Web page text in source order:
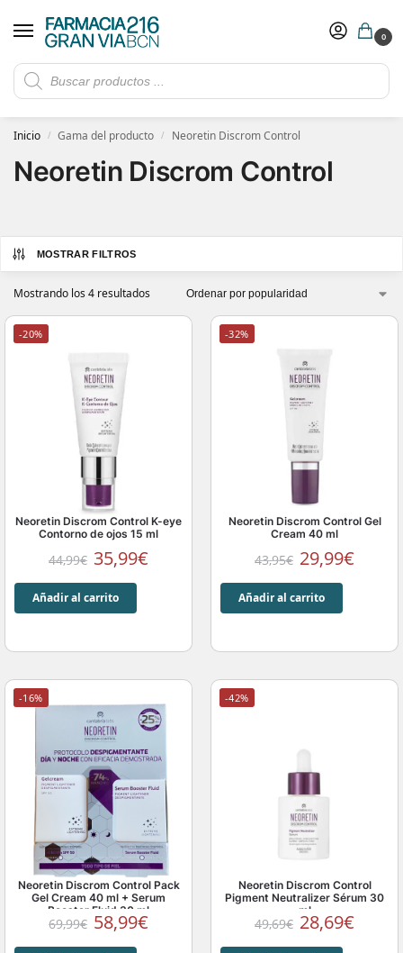
0
Rebajas de verano hasta -30%
​ 5€ de descuento con el cupón 5GRANVIA (compras superiores a 150€)
Inicio / Gama del producto / Neoretin Discrom Control
Neoretin Discrom Control
MOSTRAR FILTROS
Mostrando los 4 resultados
-20%
Neoretin Discrom Control K-eye
Contorno de ojos 15 ml
44,99€ 35,99€
Añadir al carrito
-32%
Neoretin Discrom Control Gel
Cream 40 ml
43,95€ 29,99€
Añadir al carrito
-16%
Neoretin Discrom Control Pack
Gel Cream 40 ml + Serum
Booster Fluid 30 ml
69,99€ 58,99€
-42%
Neoretin Discrom Control
Pigment Neutralizer Sérum 30
ml
49,69€ 28,69€